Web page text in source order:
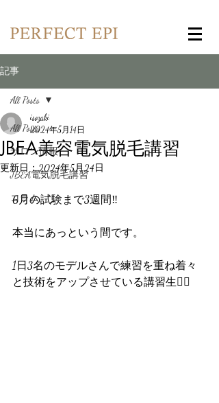
記事
All Posts
サロン情報
JBEA電気脱毛講習
コラム
All Posts
JBEA美容電気脱毛講習
isozaki
2024年5月14日
更新日：2024年5月24日
6月の試験まで3週間‼️
本当にあっという間です。
1日3名のモデルさんで練習を重ね着々
と技術をアップさせている講習生💁‍♀️